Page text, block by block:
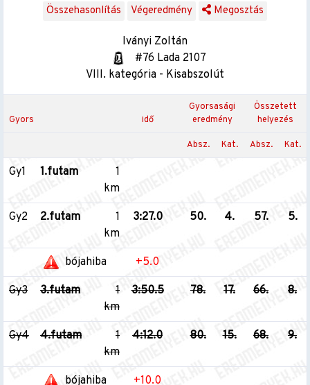
Összehasonlítás
Végeredmény Megosztás
Iványi Zoltán
#76 Lada 2107
VIII. kategória - Kisabszolút
Gyors idő
Gyorsasági
eredmény
Összetett
helyezés
Absz. Kat. Absz. Kat.
Gy1 1.futam
1
km
Gy2 2.futam
1
km
3:27.0 50. 4. 57. 5.
bójahiba +5.0
Gy3 3.futam
1
km
3:50.5 78. 17. 66. 8.
Gy4 4.futam
1
km
4:12.0 80. 15. 68. 9.
bójahiba +10.0